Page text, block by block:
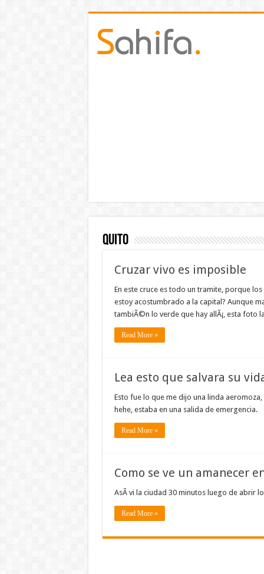
Quito
Cruzar vivo es imposible
En este cruce es todo un tramite, porque
estoy acostumbrado a la capital? Aunque
tambiÃ©n lo verde que hay allÃ¡, esta foto
Read More »
Lea esto que salvara su
Esto fue lo que me dijo una linda
hehe, estaba en una salida de emergencia.
Read More »
Como se ve un amanecer
AsÃ­ vi la ciudad 30 minutos luego de abrir
Read More »